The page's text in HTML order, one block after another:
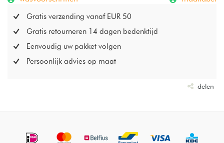
Gratis verzending vanaf EUR 50
Gratis retourneren 14 dagen bedenktijd
Eenvoudig uw pakket volgen
Persoonlijk advies op maat
delen